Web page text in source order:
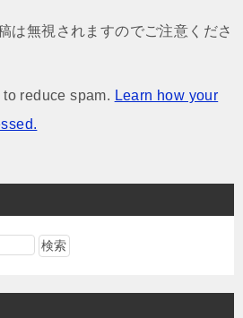
は無視されますのでご注意くださ
reduce spam. Learn how your